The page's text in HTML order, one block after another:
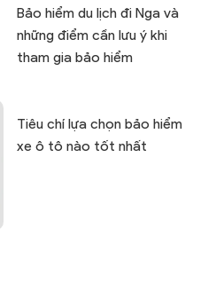
Bảo hiểm du lịch đi Nga và
những điểm cần lưu ý khi
tham gia bảo hiểm
Tiêu chí lựa chọn bảo hiểm
xe ô tô nào tốt nhất